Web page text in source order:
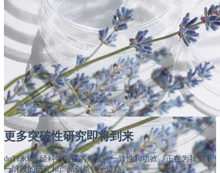
更多突破性研究即将到来
doTERRA 经科学验证的纯度、一致性和功效，正在为我们下
一阶段的研究和产品创新铺平道路。